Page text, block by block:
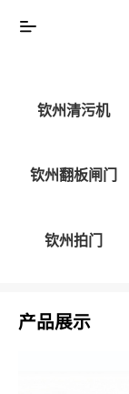
钦州清污机
钦州翻板闸门
钦州拍门
产品展示